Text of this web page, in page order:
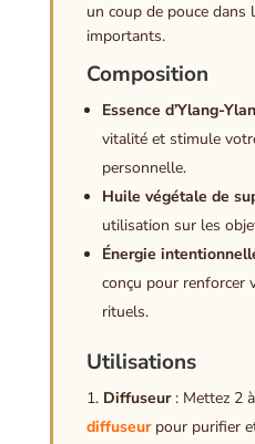
un coup de pouce dans
importants.
Composition
Essence d’Ylang-
vitalité et stimule
personnelle.
Huile végétale de
utilisation sur les
Énergie
conçu pour renforcer
rituels.
Utilisations
Diffuseur: Mettez 2
diffuseurpour purifier